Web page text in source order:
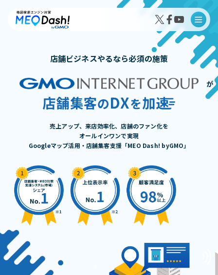
MEO Dash!の特徴
導入事例インタビュー
成果事例
店舗ビジネスやるなら必須の施策
が
売上アップ、来店効率化、店舗のファン化を
オールインワンで実現
Googleマップ活用・店舗集客支援「MEO Dash! byGMO」